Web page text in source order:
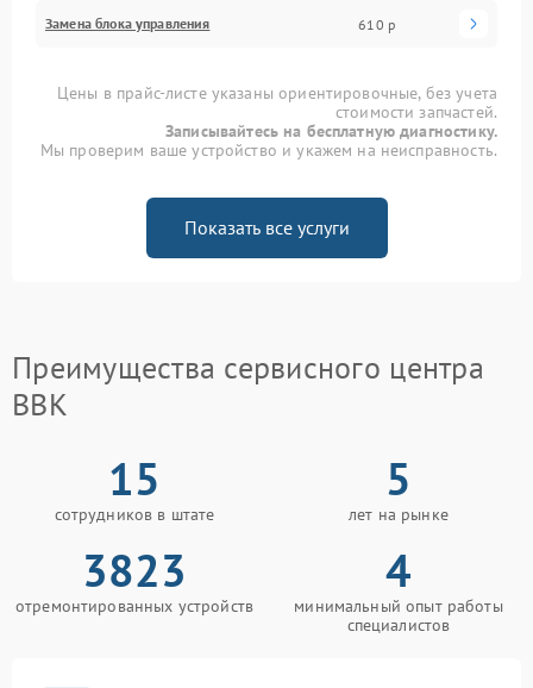
Замена блока управления 610 р
Цены в прайс-листе указаны ориентировочные, без учета
стоимости запчастей.
Записывайтесь на бесплатную диагностику.
Мы проверим ваше устройство и укажем на неисправность.
Показать все услуги
Преимущества сервисного центра
BBK
15
сотрудников в штате
5
лет на рынке
3823
отремонтированных устройств
4
минимальный опыт работы
специалистов